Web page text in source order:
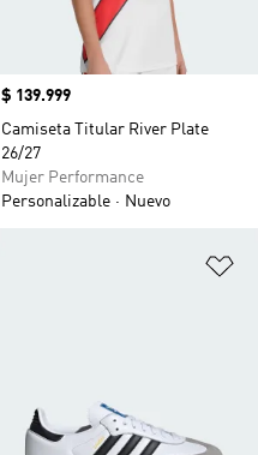
Precio
$ 139.999
Camiseta Titular River Plate
26/27
Mujer Performance
Personalizable
Nuevo